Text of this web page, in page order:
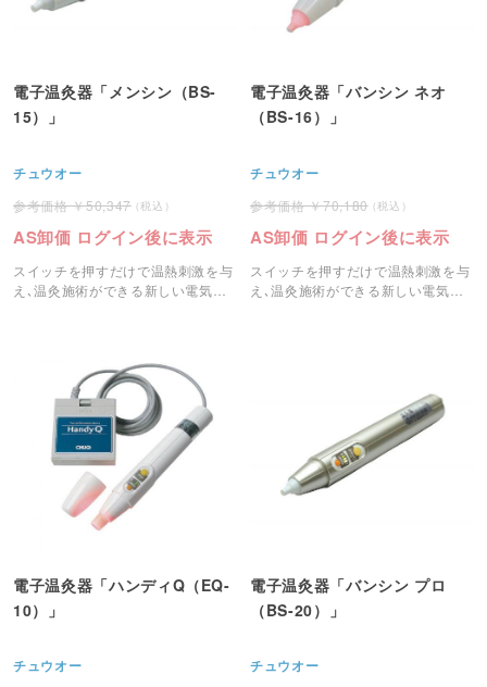
電子温灸器「メンシン（BS-
15）」
チュウオー
50,347
AS卸価 ログイン後に表示
スイッチを押すだけで温熱刺激を与
え､温灸施術ができる新しい電気温
電子温灸器「バンシン ネオ
（BS-16）」
チュウオー
70,180
AS卸価 ログイン後に表示
スイッチを押すだけで温熱刺激を与
え､温灸施術ができる新しい電気温
電子温灸器「ハンディQ（EQ-
10）」
チュウオー
電子温灸器「バンシン プロ
（BS-20）」
チュウオー